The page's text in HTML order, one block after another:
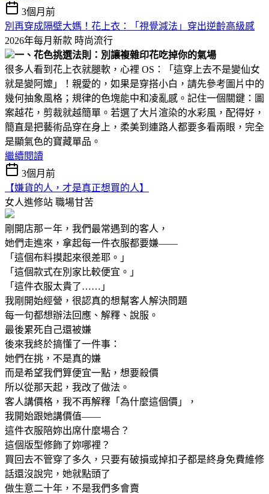
3個月前
別再穿成隔壁大媽！花上衣：「視覺減法」穿出逆齡高級感
2026年每月新款 時尚流行
一、花色挑選法則：別讓複雜印花吃掉你的氣場
很多人看到花上衣就腿軟，心裡 OS：「這穿上去不是變仙女
就是變阿嬤」！親愛的，如果是穿搭小白，請先參考圖片中的
幾何抽象風格；規律的色塊能中和凌亂感。記住一個關鍵：圖
案越花，剪裁就越簡單。若選了大片渲染的水彩風，配得好，
簡直是把藝術品穿在身上，柔美到連路人都要多看兩眼，完全
是顯氣色的寶藏單品。
繼續閱讀
3個月前
【嫌貨的人，才是真正想買的人】
女人進修站 職場甘苦
剛開店那ㄧ年，我們最常遇到的客人，
她們走進來，拿起每一件衣服都要嫌——
「這個布料摸起來很差耶。」
「這個款式在別家比較便宜。」
「這件衣服太貴了……」
我剛開始經營，很認真的想幫客人解決問題
每一句都想辦法回應、解釋、說服。
最後累死自己還被嫌
後來我終於搞懂了一件事：
她們在挑，不是真的嫌
而是希望我們算便宜一點，想要殺價
所以從那天起，我改了做法。
客人講價格，我不再解釋「為什麼這個價」，
我開始跟她講價值——
這件衣服陪妳出席什麼場合？
這個版型修飾了妳哪裡？
買回去不管穿了多久，只要有破損或掉扣子都是終身免費維修
話還沒說完，她就點頭了
做生意二十年，不是我們多會賣